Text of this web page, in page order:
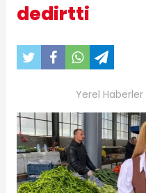
dedirtti
Yerel